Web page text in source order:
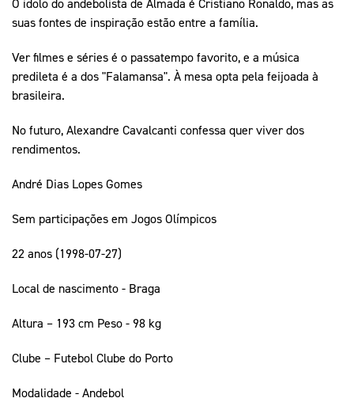
O ídolo do andebolista de Almada é Cristiano Ronaldo, mas as
suas fontes de inspiração estão entre a família.
Ver filmes e séries é o passatempo favorito, e a música
predileta é a dos "Falamansa". À mesa opta pela feijoada à
brasileira.
No futuro, Alexandre Cavalcanti confessa quer viver dos
rendimentos.
André Dias Lopes Gomes
Sem participações em Jogos Olímpicos
22 anos (1998-07-27)
Local de nascimento - Braga
Altura – 193 cm Peso - 98 kg
Clube – Futebol Clube do Porto
Modalidade - Andebol